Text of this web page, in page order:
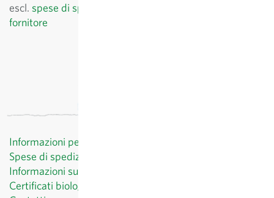
escl. spese di spedizione
fornitore
Informazioni per il cliente
Spese di spedizione
Informazioni sul diritto di recesso
Certificati biologici